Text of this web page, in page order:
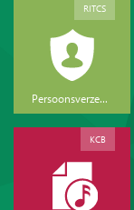
Persoonsverzekeringen
RITCS
KCB